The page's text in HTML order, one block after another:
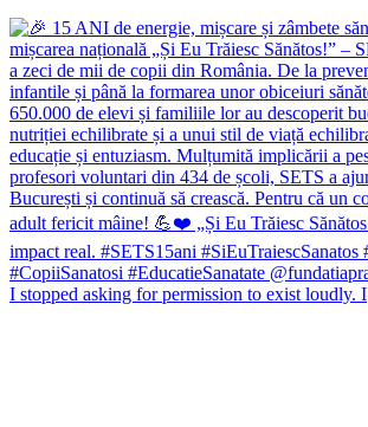
I stopped asking for permission to exist loudly. I